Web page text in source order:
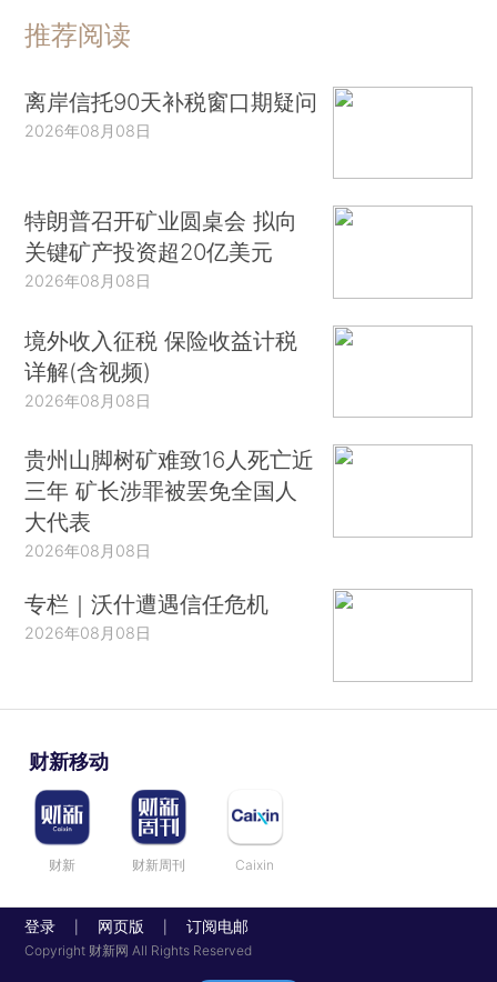
推荐阅读
离岸信托90天补税窗口期疑问
2026年08月08日
特朗普召开矿业圆桌会 拟向
关键矿产投资超20亿美元
2026年08月08日
境外收入征税 保险收益计税
详解(含视频)
2026年08月08日
贵州山脚树矿难致16人死亡近
三年 矿长涉罪被罢免全国人
大代表
2026年08月08日
专栏｜沃什遭遇信任危机
2026年08月08日
财新移动
财新 财新周刊 Caixin
登录 网页版 订阅电邮
Copyright 财新网 All Rights Reserved